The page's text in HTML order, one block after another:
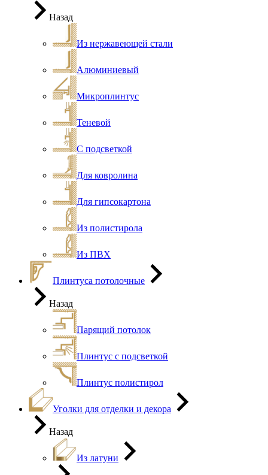
Назад
Из нержавеющей стали
Алюминиевый
Микроплинтус
Теневой
С подсветкой
Для ковролина
Для гипсокартона
Из полистирола
Из ПВХ
Плинтуса потолочные
Назад
Парящий потолок
Плинтус с подсветкой
Плинтус полистирол
Уголки для отделки и декора
Назад
Из латуни